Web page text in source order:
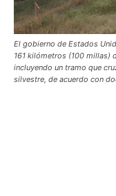
El gobierno de Estados
161 kilómetros (100 millas)
incluyendo un tramo que
silvestre, de acuerdo con